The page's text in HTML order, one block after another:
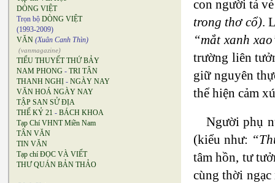
DÒNG VIỆT
Trọn bộ DÒNG VIỆT
(1993-2009)
VĂN (Xuân Canh Thìn)
(vanmagazine)
TIỂU THUYẾT THỨ BẢY
NAM PHONG - TRI TÂN
THANH NGHỊ - NGÀY NAY
VĂN HOÁ NGÀY NAY
TẬP SAN SỬ ĐỊA
THẾ KỶ 21 - BÁCH KHOA
Tạp Chí VHNT Miền Nam
TÂN VĂN
TIN VĂN
Tạp chí ĐỌC VÀ VIẾT
THƯ QUÁN BẢN THẢO
con người tả
trong thơ cổ).
“mắt xanh
trường liên
giữ nguyên
thể hiện cảm
Người phụ
(kiểu như:
tâm hồn, tư
cùng thời